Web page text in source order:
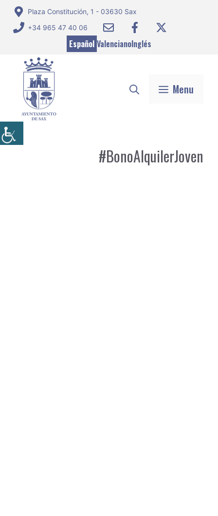
Saltar
contenido
Plaza Constitución, 1 - 03630 Sax
+34 965 47 40 06
Español ValencianoInglés
Menu
#BonoAlquilerJoven